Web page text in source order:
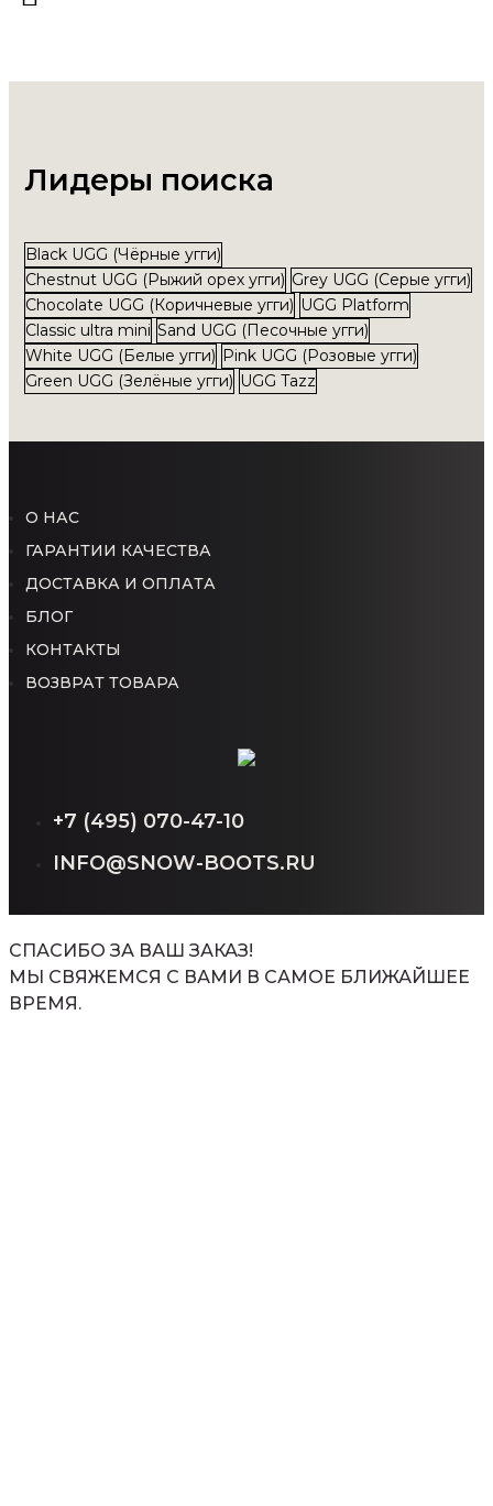
Лидеры поиска
Black UGG (Чёрные угги)
Chestnut UGG (Рыжий орех угги) Grey UGG (Серые угги)
Chocolate UGG (Коричневые угги) UGG Platform
Classic ultra mini Sand UGG (Песочные угги)
White UGG (Белые угги) Pink UGG (Розовые угги)
Green UGG (Зелёные угги) UGG Tazz
О НАС
ГАРАНТИИ КАЧЕСТВА
ДОСТАВКА И ОПЛАТА
БЛОГ
КОНТАКТЫ
ВОЗВРАТ ТОВАРА
+7 (495) 070-47-10
INFO@SNOW-BOOTS.RU
СПАСИБО ЗА ВАШ ЗАКАЗ!
МЫ СВЯЖЕМСЯ С ВАМИ В САМОЕ БЛИЖАЙШЕЕ
ВРЕМЯ.